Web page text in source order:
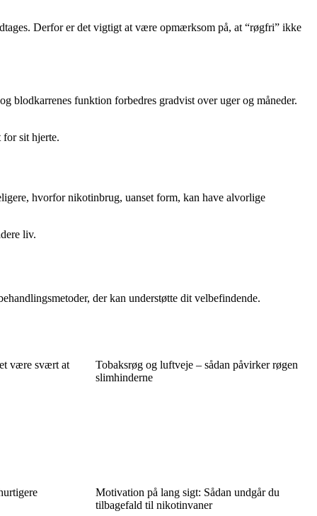
Derfor er det vigtigt at være opmærksom på, at “røgfri” ikke
blodkarrenes funktion forbedres gradvist over uger og måneder.
for sit hjerte.
hvorfor nikotinbrug, uanset form, kan have alvorlige
liv.
der kan understøtte dit velbefindende.
være svært at
Tobaksrøg og luftveje – sådan påvirker røgen
slimhinderne
Motivation på lang sigt: Sådan undgår du
tilbagefald til nikotinvaner